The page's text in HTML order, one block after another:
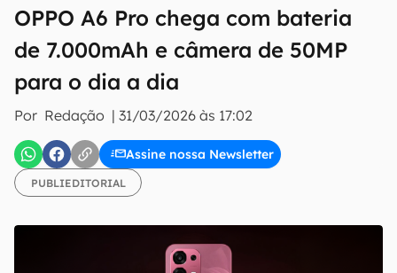
OPPO A6 Pro chega com bateria
de 7.000mAh e câmera de 50MP
para o dia a dia
Por Redação | 31/03/2026 às 17:02
Assine nossa Newsletter
PUBLIEDITORIAL
mão.
E-mail
inscreva-se
Confirmo que li, aceito e concordo com os
Uso e Política de Privacidade do Canaltech.